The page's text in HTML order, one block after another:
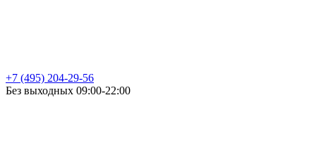
+7 (495) 204-29-56
Без выходных 09:00-22:00